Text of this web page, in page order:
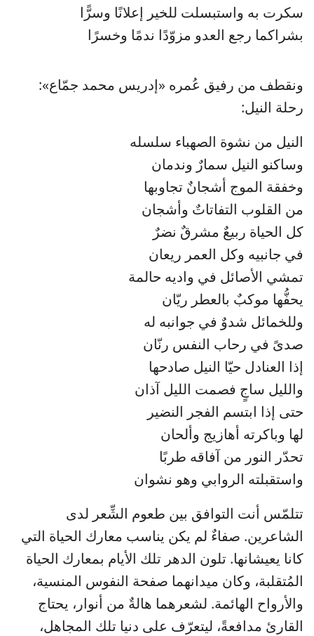
سكرت به واستبسلت للخير إعلانًا وسرًّا
بشراكما رجع العدو مزوّدًا ندمًا وخسرًا
ونقطف من رفيق عُمره «إدريس محمد جمّاع»:
رحلة النيل:
النيل من نشوة الصهباء سلسله
وساكنو النيل سمارٌ وندمان
وخفقة الموج أشجانٌ تجاوبها
من القلوب التفاتاتٌ وأشجان
كل الحياة ربيعٌ مشرقٌ نضرٌ
في جانبيه وكل العمر ريعان
تمشي الأصائل في واديه حالمة
يحفُّها موكبٌ بالعطر ريّان
وللخمائل شدوٌ في جوانبه له
صدىً في رحاب النفس رنّان
إذا العنادل حيّا النيل صادحها
والليل ساجٍ فصمت الليل آذان
حتى إذا ابتسم الفجر النضير
لها وباكرته أهازيج وألحان
تحدّر النور من آفاقه طربًا
واستقبلته الروابي وهو نشوان
تتلمّس أنت التوافق بين طعوم الشِّعر لدى
الشاعرين. صفاءٌ لم يكن يناسب معارك الحياة التي
كانا يعيشانها. تلون الدهر تلك الأيام بمعارك الحياة
المُتقلبة، وكان ميدانهما صفحة النفوس المنسية،
والأرواح الهائمة. لشعرهما هالةٌ من أنوار، يحتاج
القارئ مدافعةً، ليتعرّف على دنيا تلك المجاهل،